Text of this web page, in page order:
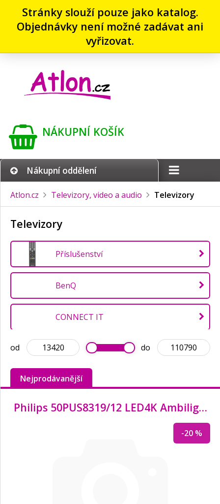
Stránky slouží pouze jako katalog.
Objednávky není možné zadávat ani
vyřizovat.
NÁKUPNÍ KOŠÍK
Nákupní oddělení
Atlon.cz Televizory, video a audio Televizory
Televizory
Příslušenství
BenQ
CONNECT IT
DIGITUS
Gembird
Hama
od do
Nejprodávanější
Philips 50PUS8319/12 LED4K Ambilight TV
-20 %